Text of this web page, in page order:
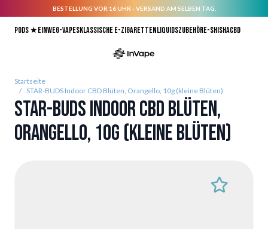
BESTELLUNG VOR 16 UHR - VERSAND AM SELBEN TAG.
Pods ★Einweg-VapesKlassische E-ZigarettenLiquidsZubehörE-ShishaCBD
Startseite
/ STAR-BUDS Indoor CBD Blüten, Orangello, 10g (kleine Blüten)
STAR-BUDS Indoor CBD Blüten,
Orangello, 10g (kleine Blüten)